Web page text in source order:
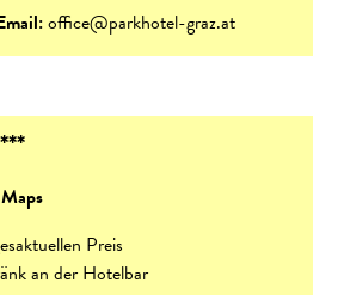
office@parkhotel-graz.at
Preis
an der Hotelbar